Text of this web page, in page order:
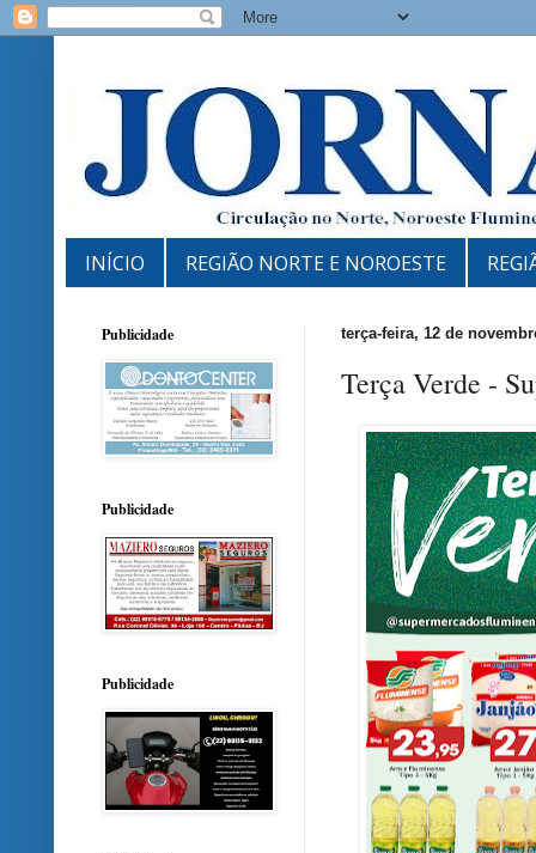
INÍCIO REGIÃO NORTE E NOROESTE
terça-feira, 12 de
Terça Verde -
Publicidade
Publicidade
Publicidade